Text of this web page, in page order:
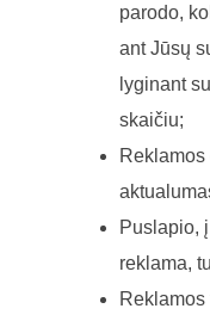
parodo,
ant Jūsų
lyginant
skaičiu;
Puslapio,
reklama,
Reklamos